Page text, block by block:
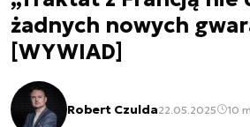
żadnych nowych
[WYWIAD]
Robert Czulda22.05.2025 10